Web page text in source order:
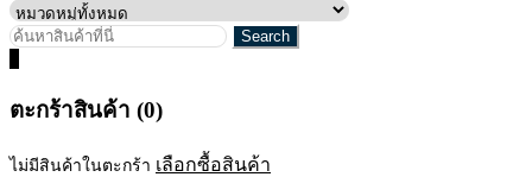
ตะกร้าสินค้า (0)
ไม่มีสินค้าในตะกร้า เลือกซื้อสินค้า